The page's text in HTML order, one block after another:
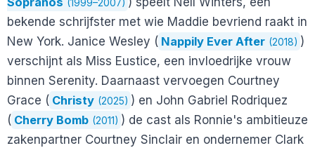
(1999–2007)
bekende schrijfster met wie Maddie bevriend raakt in
New York. Janice Wesley ( Nappily Ever After (2018) )
verschijnt als Miss Eustice, een invloedrijke vrouw
binnen Serenity. Daarnaast vervoegen Courtney
Grace ( Christy (2025) ) en John Gabriel Rodriquez
( Cherry Bomb (2011) ) de cast als Ronnie's ambitieuze
zakenpartner Courtney Sinclair en ondernemer Clark